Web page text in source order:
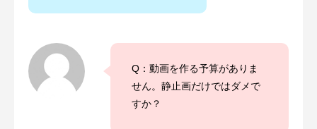
Q：動画を作る予算がありま
せん。静止画だけではダメで
すか？